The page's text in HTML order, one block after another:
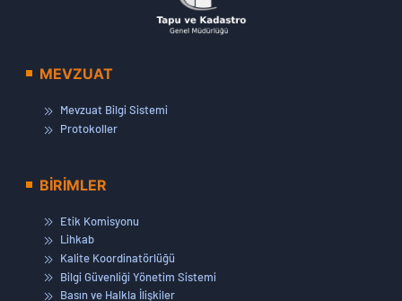
MEVZUAT
Mevzuat Bilgi Sistemi
Protokoller
BİRİMLER
Etik Komisyonu
Lihkab
Kalite Koordinatörlüğü
Bilgi Güvenliği Yönetim Sistemi
Basın ve Halkla İlişkiler